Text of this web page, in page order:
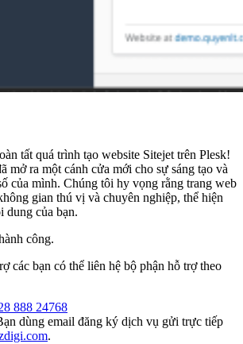
tất quá trình tạo website Sitejet trên Plesk!
mở ra một cánh cửa mới cho sự sáng tạo và
của mình. Chúng tôi hy vọng rằng trang web
gian thú vị và chuyên nghiệp, thể hiện
dung của bạn.
công.
các bạn có thể liên hệ bộ phận hỗ trợ theo
888 24768
dùng email đăng ký dịch vụ gửi trực tiếp
.